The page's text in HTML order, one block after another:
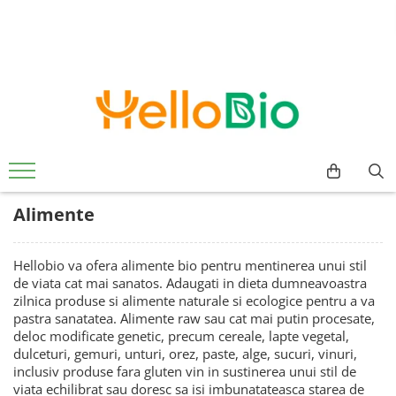
Alimente de baza
Cereale, fulgi, mic dejun
Orez, faina, gris
Paste fainoase
Ulei, otet
Nuci, seminte, boabe, tarate
Masline
Paine
Gemuri, produse conservate
Cacao
Sosuri
Ceaiuri de colectie
GreenTox
Tulsi
De iarna
Turmeric
Mixuri
Ceai negru
Ceai verde
Infuzii plante
Infuzii fructe
Suplimente alimentare
Aminoacizi
Antioxidanti
Ayurvedice
Ciuperci
Ghimbir si Turmeric
Ginkgo Biloba
Ginseng
Luteina
Maca
Creme de fata
Creme de maini si picioare
Creme si lotiuni de corp
Deodorante
Exfoliere
Gel de dus
Masti faciale
Sampon
Styling
Produse bio pentru curatarea
Detergenti
Produse bio pentru curatarea
vaselor
Pentru masina de spalat vase
Solutii pentru clatit vase
Produse bio pentru curatenia
casei
Bureti si lavete
Detergenti Universali
Alimente
Hellobio va ofera alimente bio pentru mentinerea unui stil
de viata cat mai sanatos. Adaugati in dieta dumneavoastra
zilnica produse si alimente naturale si ecologice pentru a va
pastra sanatatea. Alimente raw sau cat mai putin procesate,
deloc modificate genetic, precum cereale, lapte vegetal,
dulceturi, gemuri, unturi, orez, paste, alge, sucuri, vinuri,
inclusiv produse fara gluten vin in sustinerea unui stil de
viata echilibrat sau doresc sa isi imbunatateasca starea de